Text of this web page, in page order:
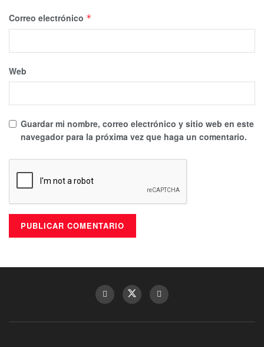
Correo electrónico *
Web
Guardar mi nombre, correo electrónico y sitio web en este
navegador para la próxima vez que haga un comentario.